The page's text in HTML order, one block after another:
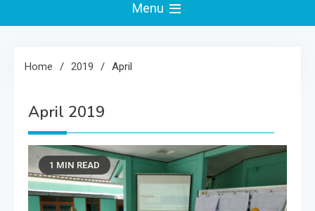
Menu
Home 2019 April
April 2019
1 MIN READ